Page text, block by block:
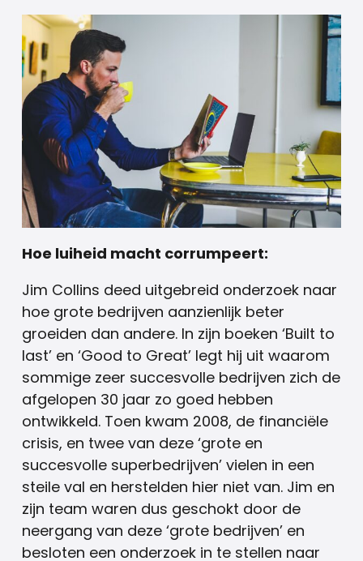
Hoe luiheid macht corrumpeert:
Jim Collins deed uitgebreid onderzoek naar
hoe grote bedrijven aanzienlijk beter
groeiden dan andere. In zijn boeken ‘Built to
last’ en ‘Good to Great’ legt hij uit waarom
sommige zeer succesvolle bedrijven zich de
afgelopen 30 jaar zo goed hebben
ontwikkeld. Toen kwam 2008, de financiële
crisis, en twee van deze ‘grote en
succesvolle superbedrijven’ vielen in een
steile val en herstelden hier niet van. Jim en
zijn team waren dus geschokt door de
neergang van deze ‘grote bedrijven’ en
besloten een onderzoek in te stellen naar